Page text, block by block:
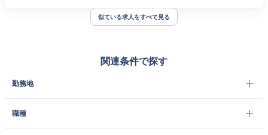
似ている求人をすべて見る
関連条件で探す
勤務地
職種